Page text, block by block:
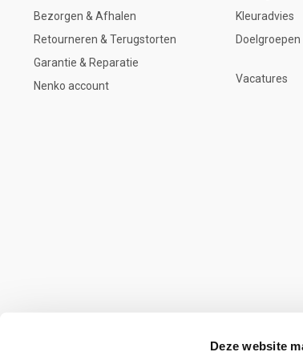
Deze website
Bezorgen & Afhalen
Retourneren & Terugstorten
Garantie & Reparatie
Nenko account
Kleuradvies
Doelgroepen
Vacatures